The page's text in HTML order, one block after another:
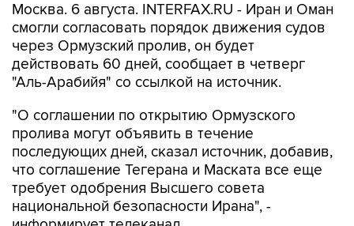
Москва. 6 августа. INTERFAX.RU - Иран и Оман
смогли согласовать порядок движения судов
через Ормузский пролив, он будет
действовать 60 дней, сообщает в четверг
"Аль-Арабийя" со ссылкой на источник.
"О соглашении по открытию Ормузского
пролива могут объявить в течение
последующих дней, сказал источник, добавив,
что соглашение Тегерана и Маската все еще
требует одобрения Высшего совета
национальной безопасности Ирана", -